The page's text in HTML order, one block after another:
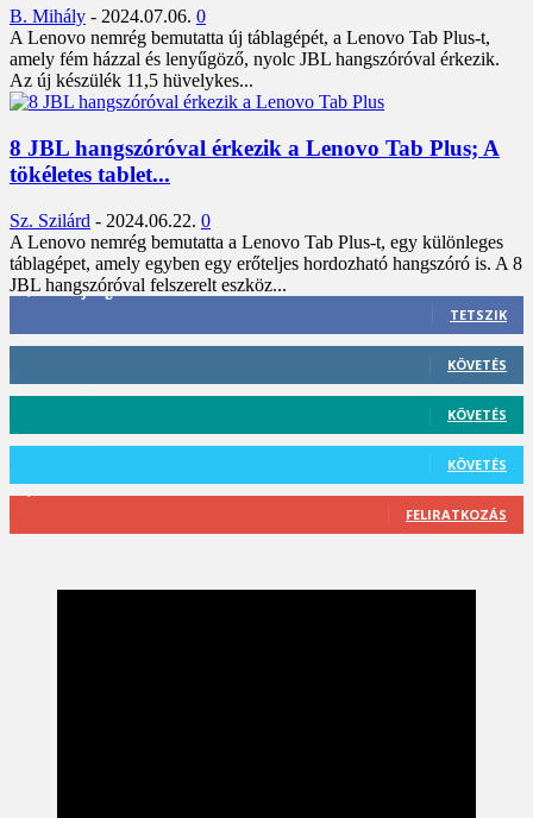
B. Mihály - 2024.07.06. 0
A Lenovo nemrég bemutatta új táblagépét, a Lenovo Tab Plus-t,
amely fém házzal és lenyűgöző, nyolc JBL hangszóróval érkezik.
Az új készülék 11,5 hüvelykes...
8 JBL hangszóróval érkezik a Lenovo Tab Plus; A
tökéletes tablet...
Sz. Szilárd - 2024.06.22. 0
A Lenovo nemrég bemutatta a Lenovo Tab Plus-t, egy különleges
táblagépet, amely egyben egy erőteljes hordozható hangszóró is. A 8
JBL hangszóróval felszerelt eszköz...
3,452 Rajongók
TETSZIK
KÖVETÉS
KÖVETÉS
KÖVETÉS
FELIRATKOZÁS